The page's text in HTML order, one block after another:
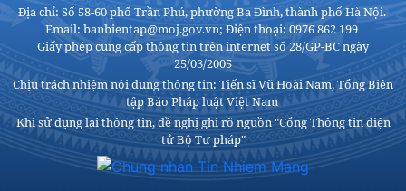
Địa chỉ: Số 58-60 phố Trần Phú, phường Ba Đình, thành phố Hà Nội.
Email: banbientap@moj.gov.vn; Điện thoại: 0976 862 199
Giấy phép cung cấp thông tin trên internet số 28/GP-BC ngày
25/03/2005
Chịu trách nhiệm nội dung thông tin: Tiến sĩ Vũ Hoài Nam, Tổng Biên
tập Báo Pháp luật Việt Nam
Khi sử dụng lại thông tin, đề nghị ghi rõ nguồn "Cổng Thông tin điện
tử Bộ Tư pháp"